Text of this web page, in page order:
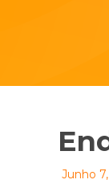
Junho 7,